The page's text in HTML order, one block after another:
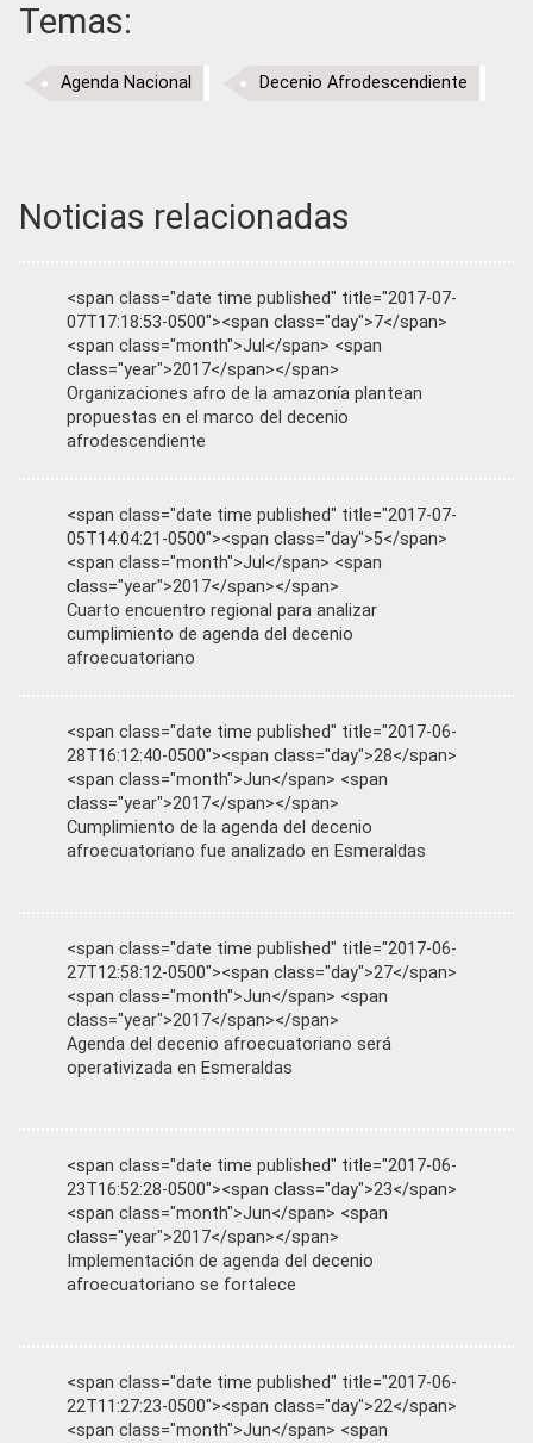
Temas:
Agenda Nacional Decenio Afrodescendiente
Noticias relacionadas
<span class="date time published" title="2017-07-
07T17:18:53-0500"><span class="day">7</span>
<span class="month">Jul</span> <span
class="year">2017</span></span>
Organizaciones afro de la amazonía plantean
propuestas en el marco del decenio
afrodescendiente
<span class="date time published" title="2017-07-
05T14:04:21-0500"><span class="day">5</span>
<span class="month">Jul</span> <span
class="year">2017</span></span>
Cuarto encuentro regional para analizar
cumplimiento de agenda del decenio
afroecuatoriano
<span class="date time published" title="2017-06-
28T16:12:40-0500"><span class="day">28</span>
<span class="month">Jun</span> <span
class="year">2017</span></span>
Cumplimiento de la agenda del decenio
afroecuatoriano fue analizado en Esmeraldas
<span class="date time published" title="2017-06-
27T12:58:12-0500"><span class="day">27</span>
<span class="month">Jun</span> <span
class="year">2017</span></span>
Agenda del decenio afroecuatoriano será
operativizada en Esmeraldas
<span class="date time published" title="2017-06-
23T16:52:28-0500"><span class="day">23</span>
<span class="month">Jun</span> <span
class="year">2017</span></span>
Implementación de agenda del decenio
afroecuatoriano se fortalece
<span class="date time published" title="2017-06-
22T11:27:23-0500"><span class="day">22</span>
<span class="month">Jun</span> <span